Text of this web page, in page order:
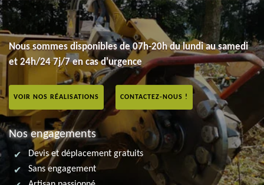
Nous sommes disponibles de 07h-20h du lundi au samedi
et 24h/24 7j/7 en cas d'urgence
VOIR NOS RÉALISATIONS CONTACTEZ-NOUS !
Nos engagements
Devis et déplacement gratuits
Sans engagement